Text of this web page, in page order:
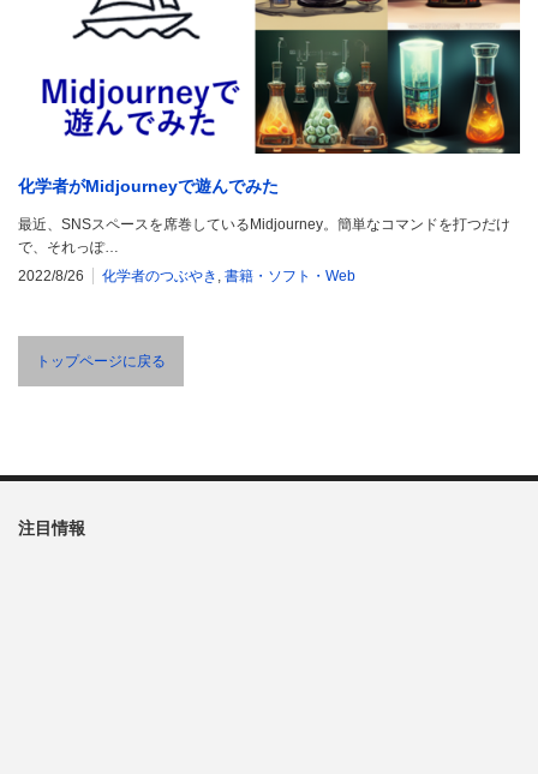
化学者がMidjourneyで遊んでみた
最近、SNSスペースを席巻しているMidjourney。簡単なコマンドを打つだけ
で、それっぽ…
2022/8/26
化学者のつぶやき 書籍・ソフト・Web
トップページに戻る
注目情報